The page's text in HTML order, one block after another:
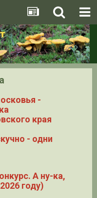
-
края
- одни
А ну-ка,
году)